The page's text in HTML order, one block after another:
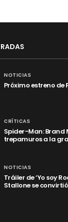
NOTICIAS
Próximo estreno de
CRÍTICAS
Spider-Man: Brand
trepamuros a la
NOTICIAS
Tráiler de ‘Yo soy
Stallone se